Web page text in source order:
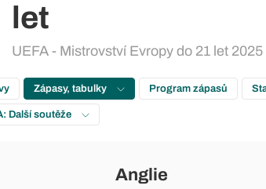
let
UEFA - Mistrovství Evropy do 21 let 2025
Zápasy, tabulky Program zápasů
Další soutěže
Anglie